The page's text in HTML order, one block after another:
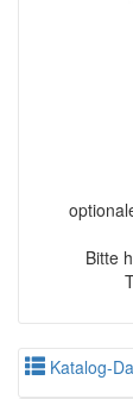
Bitte
Katalog-